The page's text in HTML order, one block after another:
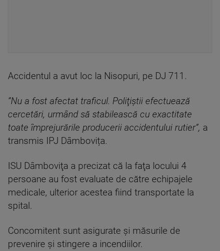
Accidentul a avut loc la Nisopuri, pe DJ 711.
”Nu a fost afectat traficul. Poliţiştii efectuează
cercetări, urmând să stabilească cu exactitate
toate împrejurările producerii accidentului rutier”, a
transmis IPJ Dâmbovița.
ISU Dâmboviţa a precizat că la faţa locului 4
persoane au fost evaluate de către echipajele
medicale, ulterior acestea fiind transportate la
spital.
Concomitent sunt asigurate şi măsurile de
prevenire şi stingere a incendiilor.